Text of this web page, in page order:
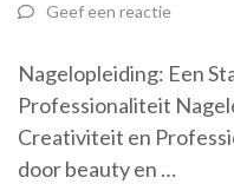
Geef een reactie
Nagelopleiding: Een
Professionaliteit
Creativiteit en
door beauty en …